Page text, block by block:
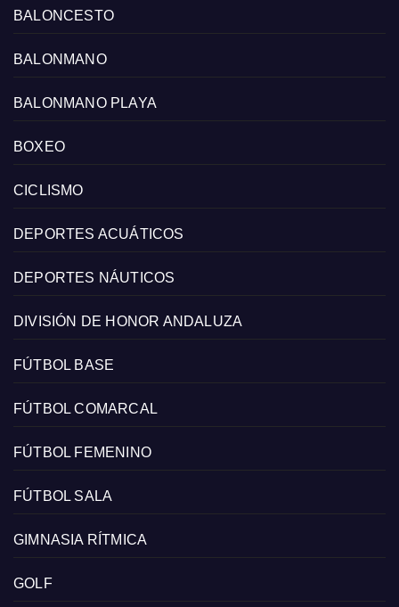
BALONCESTO
BALONMANO
BALONMANO PLAYA
BOXEO
CICLISMO
DEPORTES ACUÁTICOS
DEPORTES NÁUTICOS
DIVISIÓN DE HONOR ANDALUZA
FÚTBOL BASE
FÚTBOL COMARCAL
FÚTBOL FEMENINO
FÚTBOL SALA
GIMNASIA RÍTMICA
GOLF